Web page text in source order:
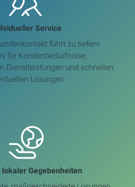
Service
führt zu tiefem
für Kundenbedürfnisse,
Dienstleistungen und schnellen,
Lösungen.
lokaler Gegebenheiten